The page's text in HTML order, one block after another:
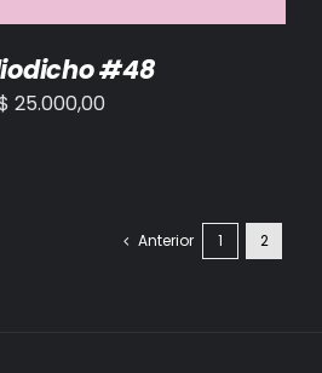
#48
25.000,00
Anterior 1 2